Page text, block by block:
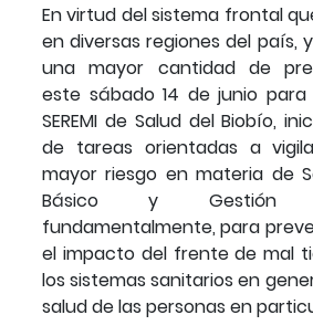
En virtud del sistema frontal
en diversas regiones del país,
una mayor cantidad de
este sábado 14 de junio para
SEREMI de Salud del Biobío,
de tareas orientadas a
mayor riesgo en materia de
Básico y Gestión
fundamentalmente, para
el impacto del frente de mal
los sistemas sanitarios en
salud de las personas en